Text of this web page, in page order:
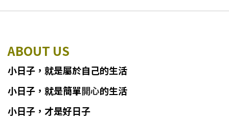
ABOUT US
小日子 ， 就是屬於自己的生活
小日子 ， 就是簡單開心的生活
小日子，才是好日子